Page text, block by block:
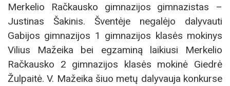
Merkelio Račkausko gimnazijos gimnazistas –
Justinas Šakinis. Šventėje negalėjo dalyvauti
Gabijos gimnazijos 1 gimnazijos klasės mokinys
Vilius Mažeika bei egzaminą laikiusi Merkelio
Račkausko 2 gimnazijos klasės mokinė Giedrė
Žulpaitė. V. Mažeika šiuo metų dalyvauja konkurse